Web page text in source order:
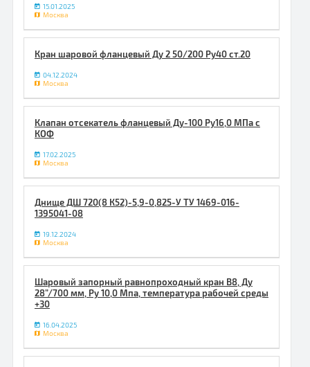
15.01.2025
Москва
Кран шаровой фланцевый Ду 2 50/200 Ру40 ст.20
04.12.2024
Москва
Клапан отсекатель фланцевый Ду-100 Ру16,0 МПа с
КОФ
17.02.2025
Москва
Днище ДШ 720(8 К52)-5,9-0,825-У ТУ 1469-016-
1395041-08
19.12.2024
Москва
Шаровый запорный равнопроходный кран В8, Ду
28”/700 мм, Ру 10,0 Мпа, температура рабочей среды
+30
16.04.2025
Москва